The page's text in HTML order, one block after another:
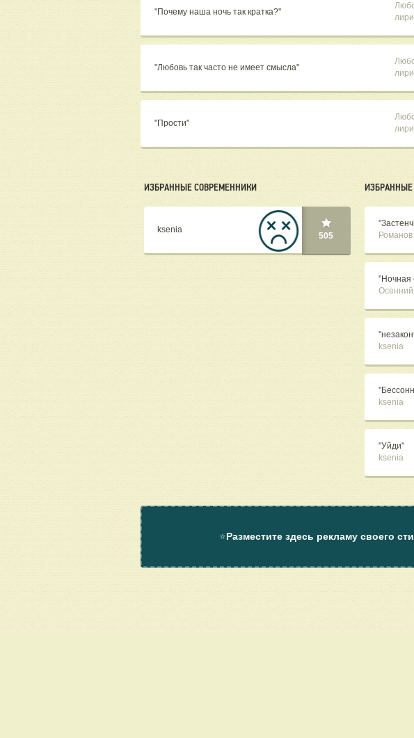
"Почему наша ночь так кратка?"
"Любовь так часто не имеет смысла"
"Прости"
ИЗБРАННЫЕ СОВРЕМЕННИКИ
ksenia
505
ИЗБРАННЫЕ
"Ночная
Осенний
ksenia
ksenia
"Уйди"
ksenia
⭐Разместите здесь рекламу своего